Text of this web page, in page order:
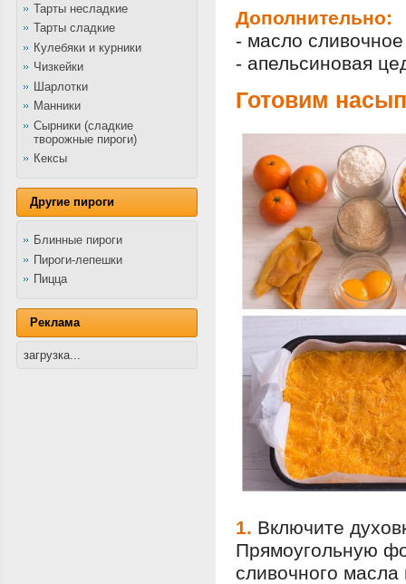
Тарты несладкие
Тарты сладкие
Кулебяки и курники
Чизкейки
Шарлотки
Манники
Сырники (сладкие
творожные пироги)
Кексы
Другие пироги
Блинные пироги
Пироги-лепешки
Пицца
Реклама
загрузка...
Дополнительно:
- масло
- апельсиновая
Готовим
1. Включите
Прямоугольную
сливочного масла